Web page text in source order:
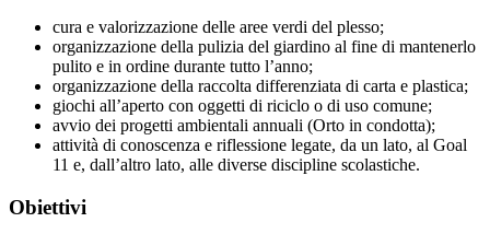
cura e valorizzazione delle aree verdi del plesso;
organizzazione della pulizia del giardino al fine di mantenerlo
pulito e in ordine durante tutto l’anno;
organizzazione della raccolta differenziata di carta e plastica;
giochi all’aperto con oggetti di riciclo o di uso comune;
avvio dei progetti ambientali annuali (Orto in condotta);
attività di conoscenza e riflessione legate, da un lato, al Goal
11 e, dall’altro lato, alle diverse discipline scolastiche.
Obiettivi